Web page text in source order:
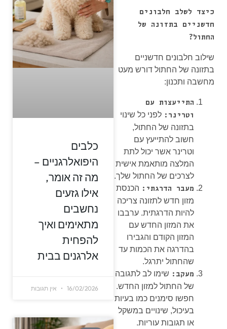
כיצד לשלב חלבונים
חדשניים בתזונה של
החתול?
שילוב חלבונים חדשניים
בתזונה של החתול דורש מעט
מחשבה ותכנון:
התייעצות עם
וטרינר: לפני כל שינוי
בתזונה של החתול,
חשוב להתייעץ עם
וטרינר אשר יכול לתת
המלצה מותאמת אישית
לצרכים של החתול שלך.
מעבר הדרגתי: הכנסת
מזון חדש לתזונה צריכה
להיות הדרגתית. ערבבו
את המזון החדש עם
המזון הקודם והגבירו
בהדרגה את הכמות עד
שהחתול יתרגל.
מעקב: שימו לב לתגובה
של החתול למזון החדש.
חפשו סימנים כמו בעיות
בעיכול, שינויים במשקל
או תגובות עוריות.
כלבים
היפואלרגניים –
מה זה אומר,
אילו גזעים
נחשבים
מתאימים ואיך
להפחית
אלרגנים בבית
16/02/2026 אין תגובות